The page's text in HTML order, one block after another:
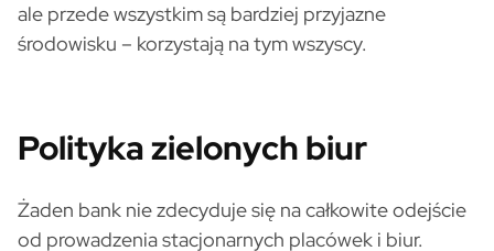
ale przede wszystkim są bardziej przyjazne
środowisku – korzystają na tym wszyscy.
Polityka zielonych biur
Żaden bank nie zdecyduje się na całkowite odejście
od prowadzenia stacjonarnych placówek i biur.